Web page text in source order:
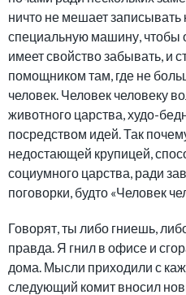
ничто не мешает
специальную машину, чтобы
имеет свойство забывать, и
помощником там, где не
человек. Человек человеку
животного царства, худо-
посредством идей. Так
недостающей крупицей,
социумного царства, ради
поговорки, будто «Человек
Говорят, ты либо гниешь,
правда. Я гнил в офисе и
дома. Мысли приходили с
следующий комит вносил